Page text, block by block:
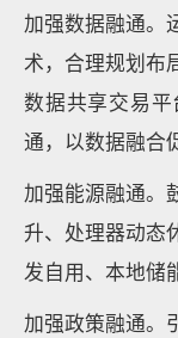
加强数据融通。
术，合理规划布
数据共享交易
通，以数据融合
加强能源融通。
升、处理器动态
发自用、本地储
加强政策融通。